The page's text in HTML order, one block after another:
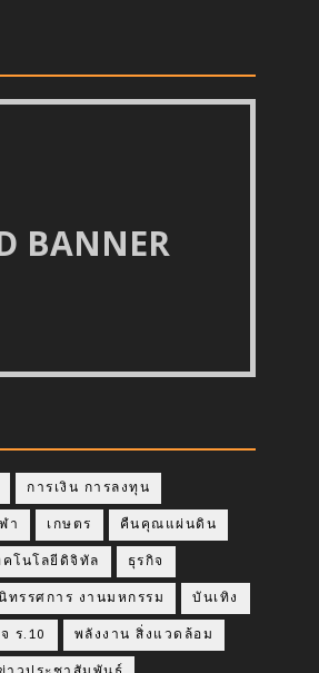
BANNER
การเงิน การลงทุน
า เกษตร คืนคุณแผ่นดิน
คโนโลยีดิจิทัล ธุรกิจ
ทรรศการ งานมหกรรม บันเทิง
ร.10 พลังงาน สิ่งแวดล้อม